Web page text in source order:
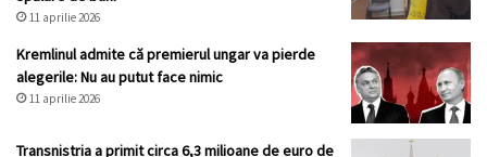
11 aprilie 2026
Kremlinul admite că premierul ungar va pierde
alegerile: Nu au putut face nimic
11 aprilie 2026
Transnistria a primit circa 6,3 milioane de euro de